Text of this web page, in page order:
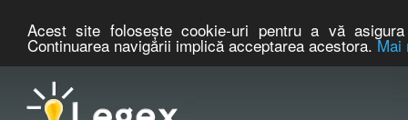
Acest site foloseşte cookie-uri pentru a vă
Continuarea navigării implică acceptarea acestora.Mai